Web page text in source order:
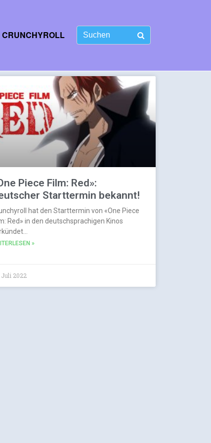
CRUNCHYROLL
Piece Film: Red»:
Starttermin bekannt!
hat den Starttermin von «One Piece
Red» in den deutschsprachigen Kinos
»
Juli 2022